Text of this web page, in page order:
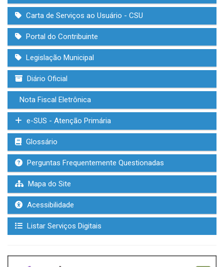
Carta de Serviços ao Usuário - CSU
Portal do Contribuinte
Legislação Municipal
Diário Oficial
Nota Fiscal Eletrônica
e-SUS - Atenção Primária
Glossário
Perguntas Frequentemente Questionadas
Mapa do Site
Acessibilidade
Listar Serviços Digitais